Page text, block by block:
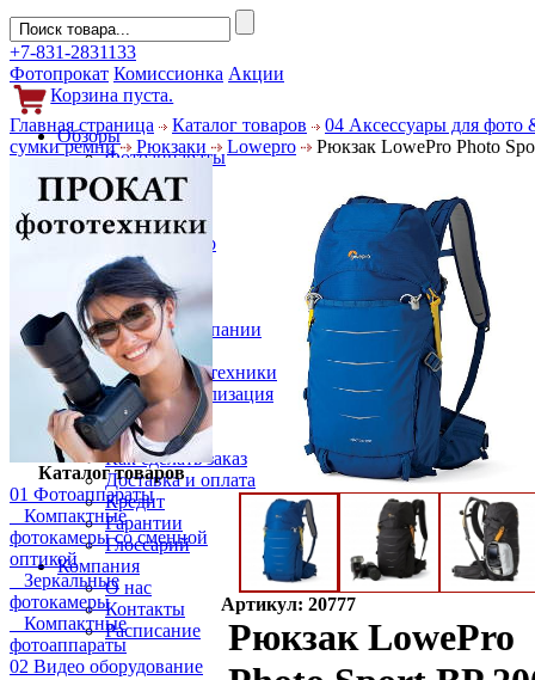
+7-831-2831133
Фотопрокат Комиссионка Акции
Корзина пуста.
Обзоры
Фотоаппараты
Объективы
Фильтры
Новости
Фото и видео
Гаджеты
Аксессуары
Слухи
Новости компании
Услуги
Прокат фототехники
Выкуп и реализация
Покупателям
Акции
Как сделать заказ
Доставка и оплата
Кредит
Гарантии
Глоссарий
Компания
О нас
Контакты
Расписание
Главная страница Каталог товаров
04 Аксессуары для фото
сумки ремни
Рюкзаки Lowepro Рюкзак LowePro Photo
Каталог товаров
01 Фотоаппараты
Компактные
фотокамеры со сменной
оптикой
Зеркальные
фотокамеры
Компактные
фотоаппараты
02 Видео оборудование
Артикул: 20777
Рюкзак LowePro